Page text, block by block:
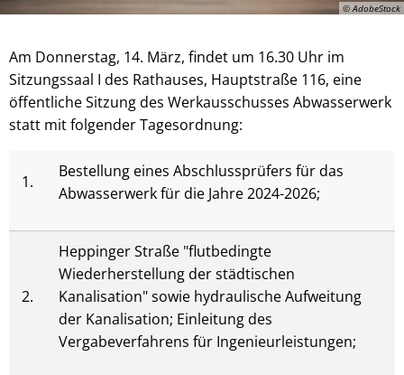
© AdobeStock
Am Donnerstag, 14. März, findet um 16.30 Uhr im
Sitzungssaal I des Rathauses, Hauptstraße 116, eine
öffentliche Sitzung des Werkausschusses Abwasserwerk
statt mit folgender Tagesordnung:
1.
Bestellung eines Abschlussprüfers für das
Abwasserwerk für die Jahre 2024-2026;
2.
Heppinger Straße "flutbedingte
Wiederherstellung der städtischen
Kanalisation" sowie hydraulische Aufweitung
der Kanalisation; Einleitung des
Vergabeverfahrens für Ingenieurleistungen;